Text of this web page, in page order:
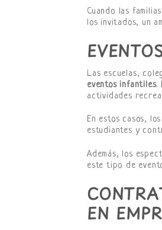
Cuando las
los invitados, un
Las escuelas,
eventos infantiles.
actividades
En estos casos,
estudiantes y
Además, los
este tipo de
EN